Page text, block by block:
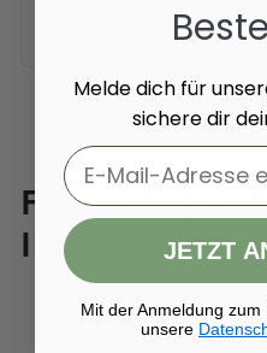
Folgende
Ihnen auch
Melde dich für
sichere dir
Email
JETZT
Mit der Anmeldung
unsere